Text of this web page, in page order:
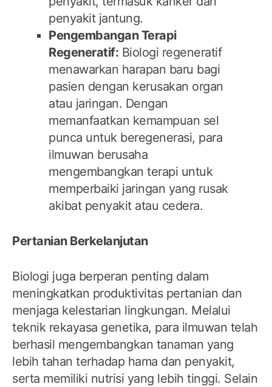
penyakit jantung.
Pengembangan Terapi
Regeneratif: Biologi regeneratif
menawarkan harapan baru bagi
pasien dengan kerusakan organ
atau jaringan. Dengan
memanfaatkan kemampuan sel
punca untuk beregenerasi, para
ilmuwan berusaha
mengembangkan terapi untuk
memperbaiki jaringan yang rusak
akibat penyakit atau cedera.
Pertanian Berkelanjutan
Biologi juga berperan penting dalam
meningkatkan produktivitas pertanian dan
menjaga kelestarian lingkungan. Melalui
teknik rekayasa genetika, para ilmuwan telah
berhasil mengembangkan tanaman yang
lebih tahan terhadap hama dan penyakit,
serta memiliki nutrisi yang lebih tinggi. Selain